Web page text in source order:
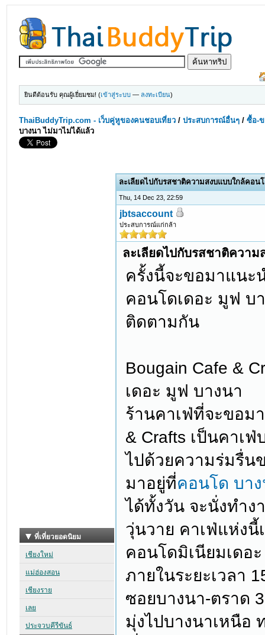
ยินดีต้อนรับ คุณผู้เยี่ยมชม! (เข้าสู่ระบบ — ลงทะเบียน)
ThaiBuddyTrip.com - เว็บคู่หูของคนชอบเที่ยว /ประสบการณ์อื่นๆ /ซื้อ-ข
บางนา ไม่มาไม่ได้แล้ว
ละเลียดไปกับรสชาติความสงบแบบใกล้คอน
Thu, 14 Dec 23, 22:59
jbtsaccount
ประสบการณ์แก่กล้า
ละเลียดไปกับรสชาติควา
ครั้งนี้จะขอมาแนะ
คอนโดเดอะ มูฟ บ
ติดตามกัน
Bougain Cafe &
เดอะ มูฟ บางนา
ร้านคาเฟ่ที่จะขอม
& Crafts เป็นคาเ
ไปด้วยความร่มรื่น
มาอยู่ที่คอนโด บา
ได้ทั้งวัน จะนั่งทำ
วุ่นวาย คาเฟ่แห่ง
คอนโดมิเนียมเดอ
ภายในระยะเวลา
ซอยบางนา-ตราด
มุ่งไปบางนาเหนือ